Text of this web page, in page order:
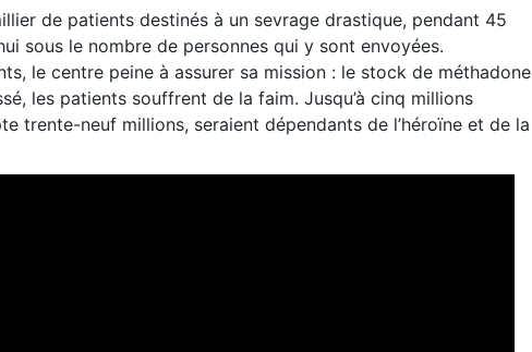
de patients destinés à un sevrage drastique, pendant 45
sous le nombre de personnes qui y sont envoyées.
le centre peine à assurer sa mission : le stock de méthadone
les patients souffrent de la faim. Jusqu’à cinq millions
trente-neuf millions, seraient dépendants de l’héroïne et de la